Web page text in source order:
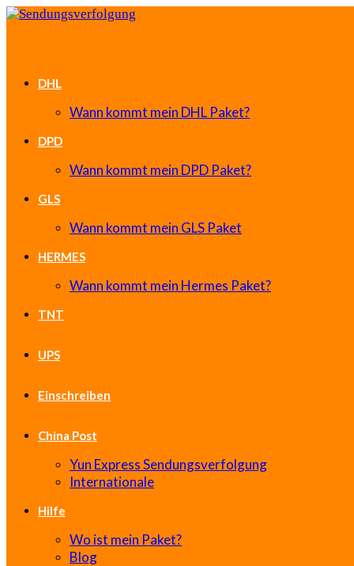
DHL
Wann kommt mein DHL Paket?
DPD
Wann kommt mein DPD Paket?
GLS
Wann kommt mein GLS Paket
HERMES
Wann kommt mein Hermes Paket?
TNT
UPS
Einschreiben
China Post
Yun Express Sendungsverfolgung
Internationale
Hilfe
Wo ist mein Paket?
Blog